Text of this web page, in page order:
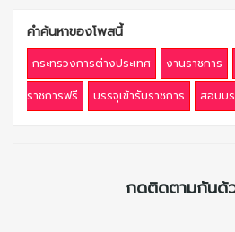
คำค้นหาของโพสนี้
กระทรวงการต่างประเทศ งานราชการ
ราชการฟรี
บรรจุเข้ารับราชการ สอบบร
กดติดตามกันด้